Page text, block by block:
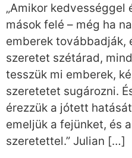
„Amikor
mások felé – még ha
emberek továbbadják,
szeretet szétárad,
tesszük mi emberek,
szeretetet sugározni.
érezzük a jótett
emeljük a fejünket, és
szeretettel.” Julian […]